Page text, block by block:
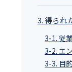
3. 得られ
3-1. 従
3-2. エ
3-3. 目